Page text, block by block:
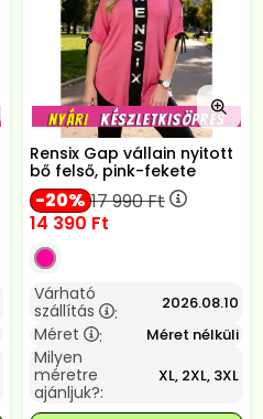
Rensix Gap vállain nyitott
bő felső, pink-fekete
20 17 990Ft
14 390 Ft
Várható
szállítás
: 2026.08.10
Méret : Méret nélküli
Milyen
méretre
ajánljuk?:
XL, 2XL, 3XL